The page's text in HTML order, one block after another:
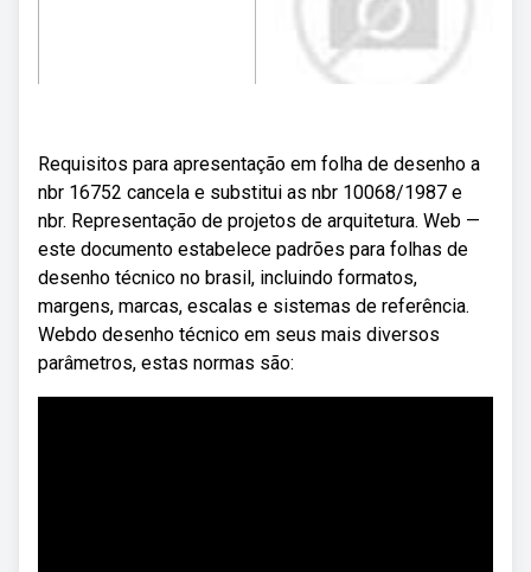
Requisitos para apresentação em folha de desenho a
nbr 16752 cancela e substitui as nbr 10068/1987 e
nbr. Representação de projetos de arquitetura. Web —
este documento estabelece padrões para folhas de
desenho técnico no brasil, incluindo formatos,
margens, marcas, escalas e sistemas de referência.
Webdo desenho técnico em seus mais diversos
parâmetros, estas normas são: